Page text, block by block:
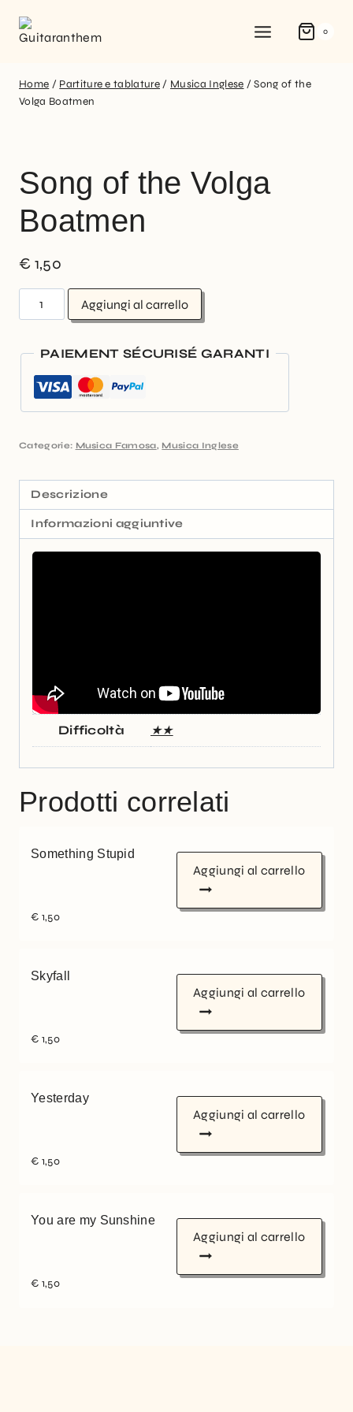
0
Home / Partiture e tablature / Musica Inglese / Song of the
Volga Boatmen
Song of the Volga
Boatmen
€ 1,50
Aggiungi al carrello
PAIEMENT SÉCURISÉ GARANTI
Categorie: Musica Famosa, Musica Inglese
Descrizione
Informazioni aggiuntive
Difficoltà ★★
Prodotti correlati
Something Stupid
€ 1,50
Aggiungi al carrello
Skyfall
€ 1,50
Aggiungi al carrello
Yesterday
€ 1,50
Aggiungi al carrello
You are my Sunshine
€ 1,50
Aggiungi al carrello